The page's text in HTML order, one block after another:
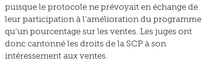
puisque le protocole ne prévoyait en échange de
leur participation à l’amélioration du programme
qu’un pourcentage sur les ventes. Les juges ont
donc cantonné les droits de la SCP à son
intéressement aux ventes.